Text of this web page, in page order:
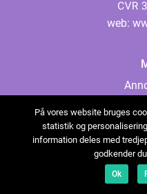
web:
På vores website bruges
statistik og
information deles med
godkender
Ok